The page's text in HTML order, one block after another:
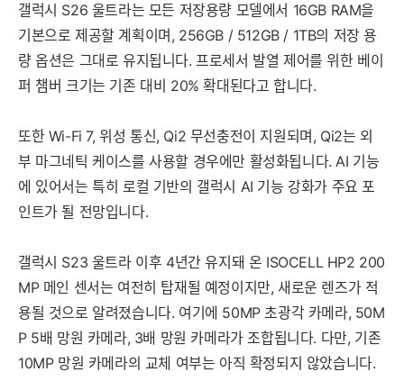
갤럭시 S26 울트라는 모든 저장용량 모델에서 16GB RAM을
기본으로 제공할 계획이며, 256GB / 512GB / 1TB의 저장 용
량 옵션은 그대로 유지됩니다. 프로세서 발열 제어를 위한 베이
퍼 챔버 크기는 기존 대비 20% 확대된다고 합니다.
또한 Wi-Fi 7, 위성 통신, Qi2 무선충전이 지원되며, Qi2는 외
부 마그네틱 케이스를 사용할 경우에만 활성화됩니다. AI 기능
에 있어서는 특히 로컬 기반의 갤럭시 AI 기능 강화가 주요 포
인트가 될 전망입니다.
갤럭시 S23 울트라 이후 4년간 유지돼 온 ISOCELL HP2 200
MP 메인 센서는 여전히 탑재될 예정이지만, 새로운 렌즈가 적
용될 것으로 알려졌습니다. 여기에 50MP 초광각 카메라, 50M
P 5배 망원 카메라, 3배 망원 카메라가 조합됩니다. 다만, 기존
10MP 망원 카메라의 교체 여부는 아직 확정되지 않았습니다.